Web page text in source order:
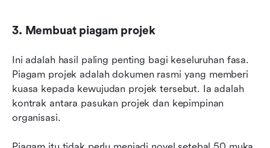
3. Membuat piagam projek
Ini adalah hasil paling penting bagi keseluruhan fasa.
Piagam projek adalah dokumen rasmi yang memberi
kuasa kepada kewujudan projek tersebut. Ia adalah
kontrak antara pasukan projek dan kepimpinan
organisasi.